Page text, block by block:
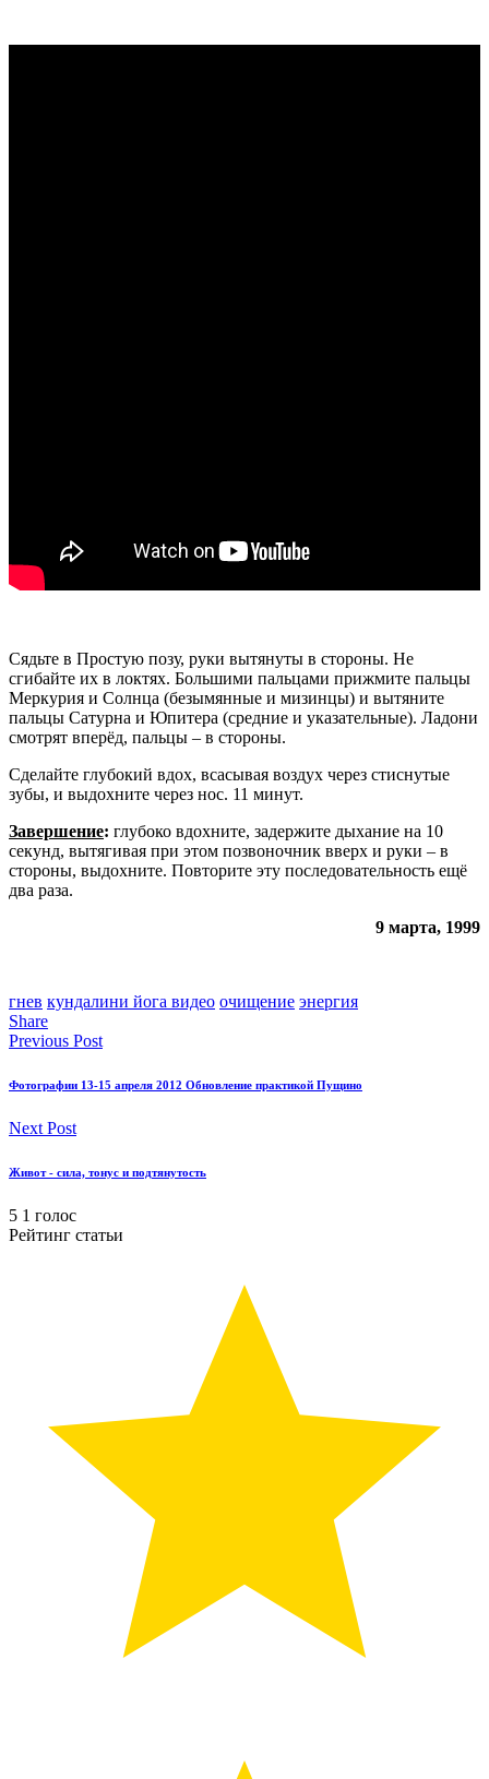
Сядьте в Простую позу, руки вытянуты в стороны. Не
сгибайте их в локтях. Большими пальцами прижмите пальцы
Меркурия и Солнца (безымянные и мизинцы) и вытяните
пальцы Сатурна и Юпитера (средние и указательные). Ладони
смотрят вперёд, пальцы – в стороны.
Сделайте глубокий вдох, всасывая воздух через стиснутые
зубы, и выдохните через нос. 11 минут.
Завершение: глубоко вдохните, задержите дыхание на 10
секунд, вытягивая при этом позвоночник вверх и руки – в
стороны, выдохните. Повторите эту последовательность ещё
два раза.
9 марта, 1999
гнев кундалини йога видео очищение энергия
Share
Previous Post
Фотографии 13-15 апреля 2012 Обновление практикой Пущино
Next Post
Живот - сила, тонус и подтянутость
5 1 голос
Рейтинг статьи